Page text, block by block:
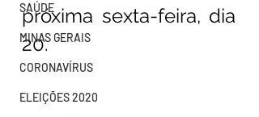
SAÚDE
MINAS GERAIS
CORONAVÍRUS
ELEIÇÕES 2020
próxima sexta-feira, dia
20.